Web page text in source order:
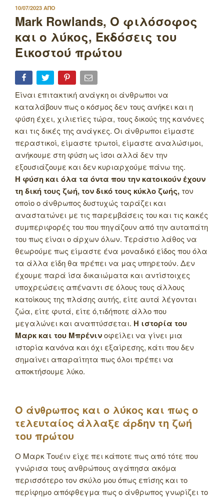
ΔΗΜΟΣΙΕΥΤΗΚΕ
ΣΤΙΣ
10/07/2023 ΑΠΟ
Mark Rowlands, Ο φιλόσοφος
και ο λύκος, Εκδόσεις του
Εικοστού πρώτου
Είναι επιτακτική ανάγκη οι άνθρωποι να
καταλάβουν πως ο κόσμος δεν τους ανήκει και η
φύση έχει, χιλιετίες τώρα, τους δικούς της κανόνες
και τις δικές της ανάγκες. Οι άνθρωποι είμαστε
περαστικοί, είμαστε τρωτοί, είμαστε αναλώσιμοι,
ανήκουμε στη φύση ως ίσοι αλλά δεν την
εξουσιάζουμε και δεν κυριαρχούμε πάνω της.
Η φύση και όλα τα όντα που την κατοικούν έχουν
τη δική τους ζωή, τον δικό τους κύκλο ζωής, τον
οποίο ο άνθρωπος δυστυχώς ταράζει και
αναστατώνει με τις παρεμβάσεις του και τις κακές
συμπεριφορές του που πηγάζουν από την αυταπάτη
του πως είναι ο άρχων όλων. Τεράστιο λάθος να
θεωρούμε πως είμαστε ένα μοναδικό είδος που όλα
τα άλλα είδη θα πρέπει να μας υπηρετούν. Δεν
έχουμε παρά ίσα δικαιώματα και αντίστοιχες
υποχρεώσεις απέναντι σε όλους τους άλλους
κατοίκους της πλάσης αυτής, είτε αυτά λέγονται
ζώα, είτε φυτά, είτε ό,τιδήποτε άλλο που
μεγαλώνει και αναπτύσσεται. Η ιστορία του
Μαρκ και του Μπρένινοφείλει να γίνει μια
ιστορία κανόνα και όχι εξαίρεσης, κάτι που δεν
σημαίνει απαραίτητα πως όλοι πρέπει να
αποκτήσουμε λύκο.
Ο άνθρωπος και ο λύκος και πως ο
τελευταίος άλλαξε άρδην τη ζωή
του πρώτου
Ο Μαρκ Τουέιν είχε πει κάποτε πως από τότε που
γνώρισα τους ανθρώπους αγάπησα ακόμα
περισσότερο τον σκύλο μου όπως επίσης και το
περίφημο απόφθεγμα πως ο άνθρωπος γνωρίζει το